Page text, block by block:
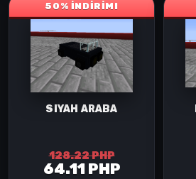
50% İNDİRİM!
SIYAH ARABA
128.22 PHP
64.11 PHP